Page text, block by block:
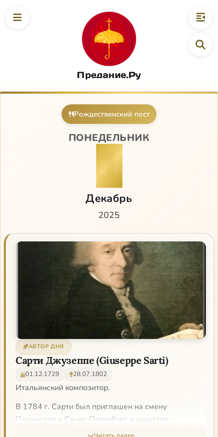
Предание.Ру
Рождественский пост
ПОНЕДЕЛЬНИК
1
Декабрь
2025
АВТОР ДНЯ
Сарти Джузеппе (Giuseppe Sarti)
01.12.1729 28.07.1802
Итальянский композитор.
В 1784 г. Сарти был приглашен на смену
Паизиелло в Санкт-Петербург в качестве
придворного капельмейстера Екатерины II. В этом